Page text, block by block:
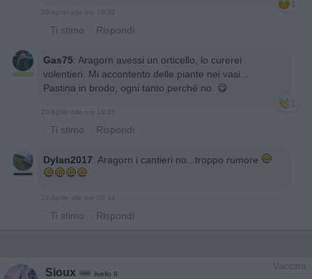
1
20 Aprile alle ore 19:32
· Ti stimo · Rispondi
Gas75: Aragorn avessi un orticello, lo curerei
volentieri. Mi accontento delle piante nei vasi...
Pastina in brodo, ogni tanto perché no. 😋
1
20 Aprile alle ore 19:35
· Ti stimo · Rispondi
Dylan2017: Aragorn i cantieri no...troppo rumore
21 Aprile alle ore 08:14
· Ti stimo · Rispondi
Vaccata
Sioux livello 9